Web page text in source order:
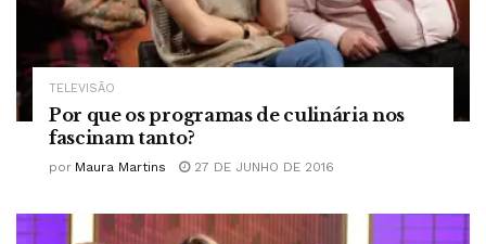
TELEVISÃO
Por que os programas de culinária nos
fascinam tanto?
por Maura Martins 27 DE JUNHO DE 2016